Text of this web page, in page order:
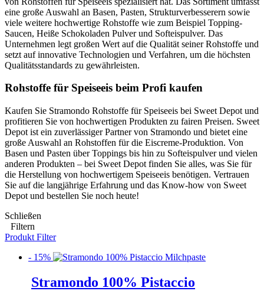
eine große Auswahl an Basen, Pasten, Strukturverbesserern sowie
viele weitere hochwertige Rohstoffe wie zum Beispiel Topping-
Saucen, Heiße Schokoladen Pulver und Softeispulver. Das
Unternehmen legt großen Wert auf die Qualität seiner Rohstoffe und
setzt auf innovative Technologien und Verfahren, um die höchsten
Qualitätsstandards zu gewährleisten.
Rohstoffe für Speiseeis beim Profi kaufen
Kaufen Sie Stramondo Rohstoffe für Speiseeis bei Sweet Depot und
profitieren Sie von hochwertigen Produkten zu fairen Preisen. Sweet
Depot ist ein zuverlässiger Partner von Stramondo und bietet eine
große Auswahl an Rohstoffen für die Eiscreme-Produktion. Von
Basen und Pasten über Toppings bis hin zu Softeispulver und vielen
anderen Produkten – bei Sweet Depot finden Sie alles, was Sie für
die Herstellung von hochwertigem Speiseeis benötigen. Vertrauen
Sie auf die langjährige Erfahrung und das Know-how von Sweet
Depot und bestellen Sie noch heute!
Schließen
Filtern
Produkt Filter
- 15%
Stramondo 100% Pistaccio